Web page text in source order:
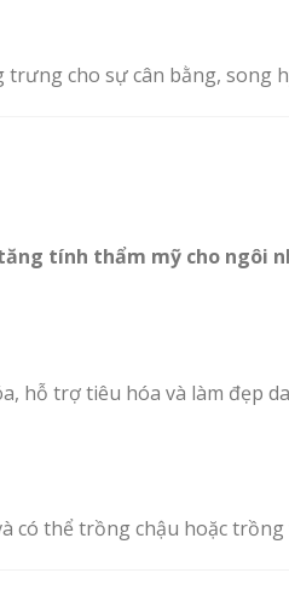
cho sự cân bằng, song
tính thẩm mỹ cho ngôi
hỗ trợ tiêu hóa và làm đẹp
có thể trồng chậu hoặc